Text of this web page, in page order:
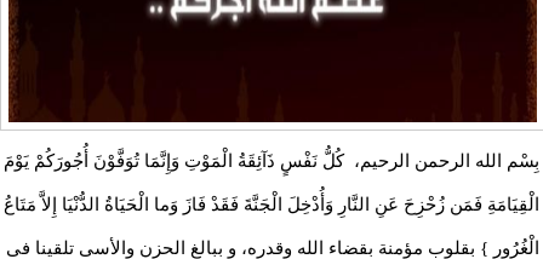
بِسْم الله الرحمن الرحيم، كُلُّ نَفْسٍ ذَآئِقَةُ الْمَوْتِ وَإِنَّمَا تُوَفَّوْنَ أُجُورَكُمْ يَوْمَ
الْقِيَامَةِ فَمَن زُحْزِحَ عَنِ النَّارِ وَأُدْخِلَ الْجَنَّةَ فَقَدْ فَازَ وَما الْحَيَاةُ الدُّنْيَا إِلاَّ مَتَاعُ
الْغُرُورِ } بقلوب مؤمنة بقضاء الله وقدره، و ببالغ الحزن والأسى تلقينا فى